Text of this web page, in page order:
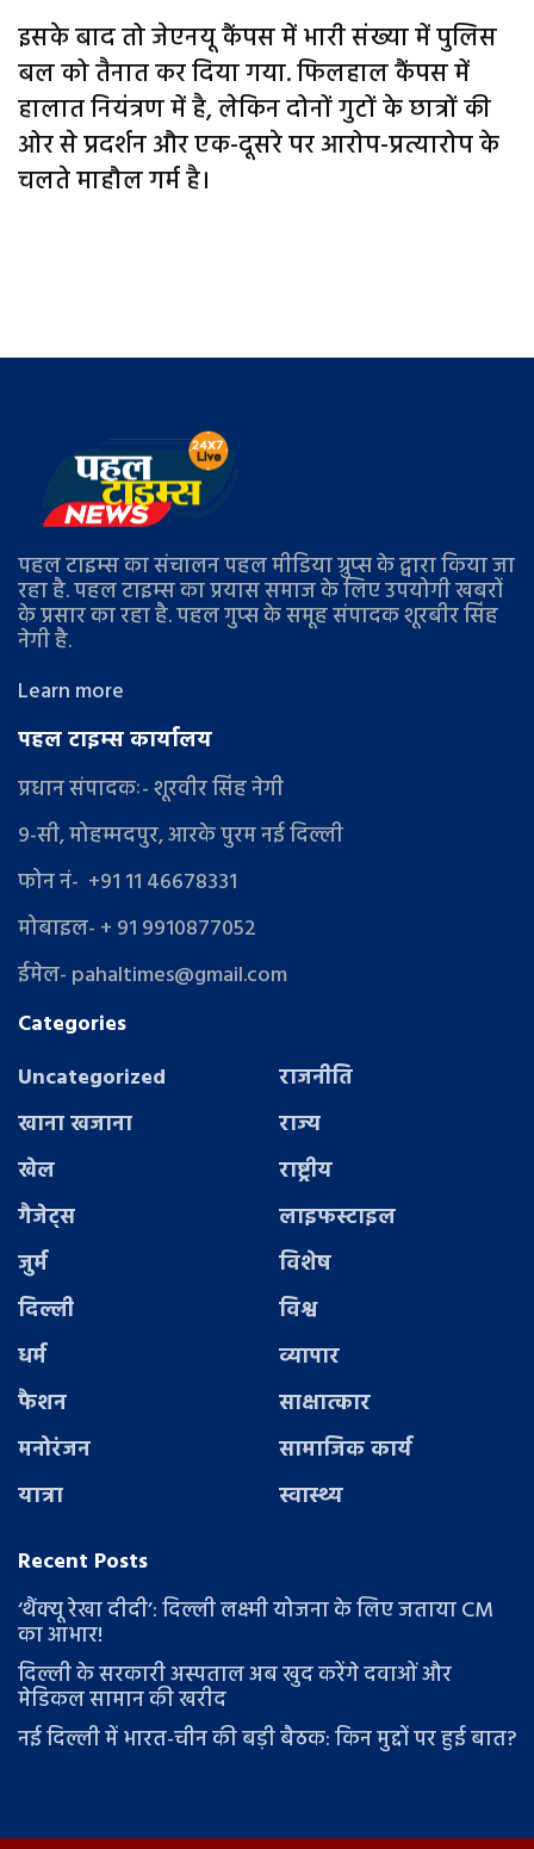
इसके बाद तो जेएनयू कैंपस में भारी संख्या में पुलिस
बल को तैनात कर दिया गया. फिलहाल कैंपस में
हालात नियंत्रण में है, लेकिन दोनों गुटों के छात्रों की
ओर से प्रदर्शन और एक-दूसरे पर आरोप-प्रत्यारोप के
चलते माहौल गर्म है।
पहल टाइम्स का संचालन पहल मीडिया ग्रुप्स के द्वारा किया जा
रहा है. पहल टाइम्स का प्रयास समाज के लिए उपयोगी खबरों
के प्रसार का रहा है. पहल गुप्स के समूह संपादक शूरबीर सिंह
नेगी है.
Learn more
पहल टाइम्स कार्यालय
प्रधान संपादकः- शूरवीर सिंह नेगी
9-सी, मोहम्मदपुर, आरके पुरम नई दिल्ली
फोन नं- +91 11 46678331
मोबाइल- + 91 9910877052
ईमेल- pahaltimes@gmail.com
Categories
Uncategorized
खाना खजाना
खेल
गैजेट्स
जुर्म
दिल्ली
धर्म
फैशन
मनोरंजन
यात्रा
राजनीति
राज्य
राष्ट्रीय
लाइफस्टाइल
विशेष
विश्व
व्यापार
साक्षात्कार
सामाजिक कार्य
स्वास्थ्य
Recent Posts
‘थैंक्यू रेखा दीदी’: दिल्ली लक्ष्मी योजना के लिए जताया CM
का आभार!
दिल्ली के सरकारी अस्पताल अब खुद करेंगे दवाओं और
मेडिकल सामान की खरीद
नई दिल्ली में भारत-चीन की बड़ी बैठक: किन मुद्दों पर हुई बात?